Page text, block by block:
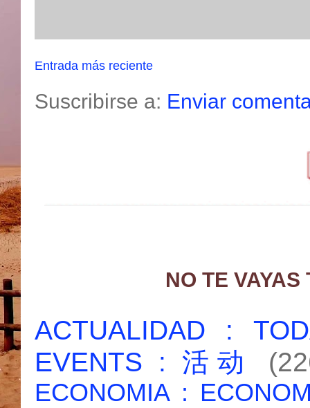
Entrada más reciente
Suscribirse a: Enviar
NO TE
ACTUALIDAD :
EVENTS : 活动
ECONOMIA :